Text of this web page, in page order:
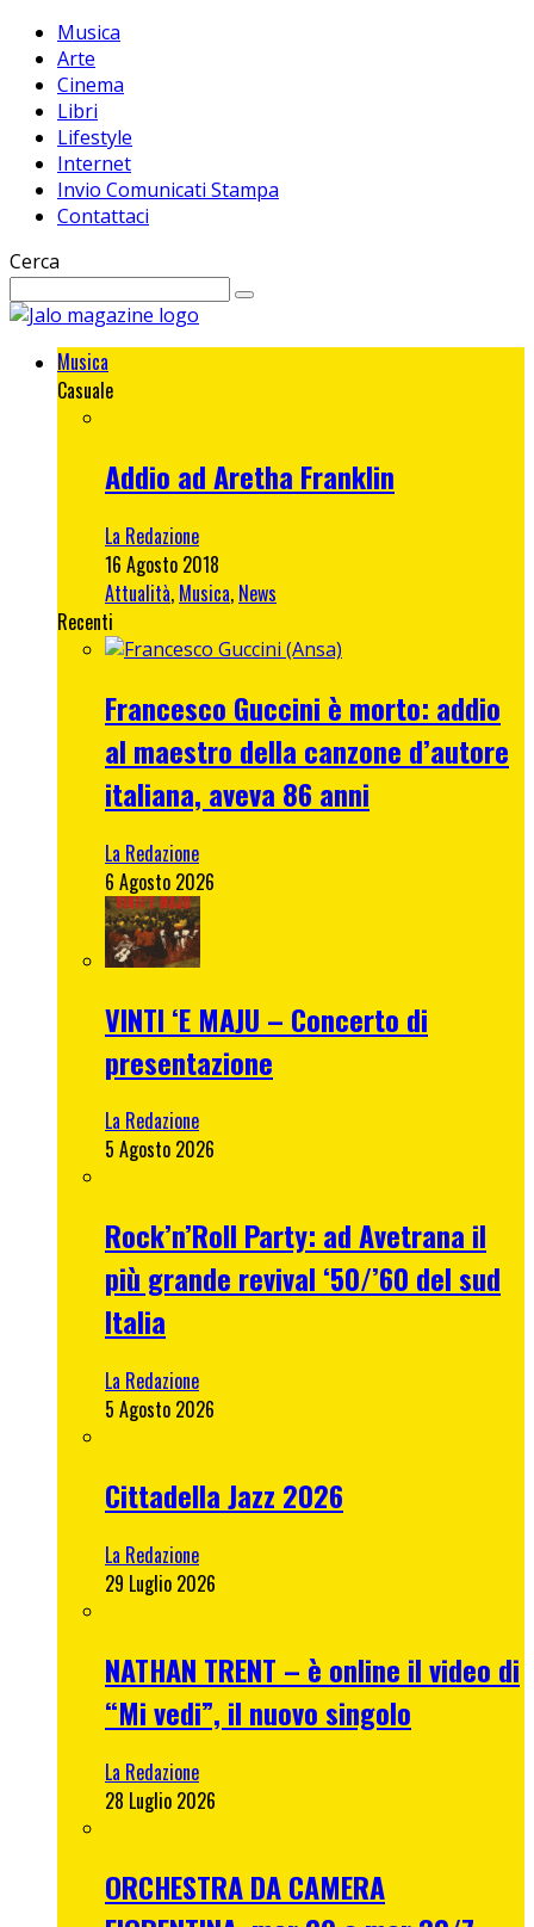
Musica
Arte
Cinema
Libri
Lifestyle
Internet
Invio Comunicati Stampa
Contattaci
Cerca
Musica
Casuale
Addio ad Aretha Franklin
La Redazione
16 Agosto 2018
Attualità, Musica, News
Recenti
Francesco Guccini è morto: addio
al maestro della canzone d’autore
italiana, aveva 86 anni
La Redazione
6 Agosto 2026
VINTI ‘E MAJU – Concerto di
presentazione
La Redazione
5 Agosto 2026
Rock’n’Roll Party: ad Avetrana il
più grande revival ‘50/’60 del sud
Italia
La Redazione
5 Agosto 2026
Cittadella Jazz 2026
La Redazione
29 Luglio 2026
NATHAN TRENT – è online il video di
“Mi vedi”, il nuovo singolo
La Redazione
28 Luglio 2026
ORCHESTRA DA CAMERA